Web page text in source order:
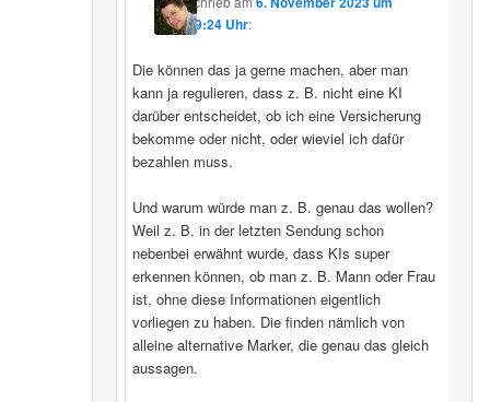
09:24 Uhr:
Die können das ja gerne machen, aber man
kann ja regulieren, dass z. B. nicht eine KI
darüber entscheidet, ob ich eine Versicherung
bekomme oder nicht, oder wieviel ich dafür
bezahlen muss.
Und warum würde man z. B. genau das wollen?
Weil z. B. in der letzten Sendung schon
nebenbei erwähnt wurde, dass KIs super
erkennen können, ob man z. B. Mann oder Frau
ist, ohne diese Informationen eigentlich
vorliegen zu haben. Die finden nämlich von
alleine alternative Marker, die genau das gleich
aussagen.